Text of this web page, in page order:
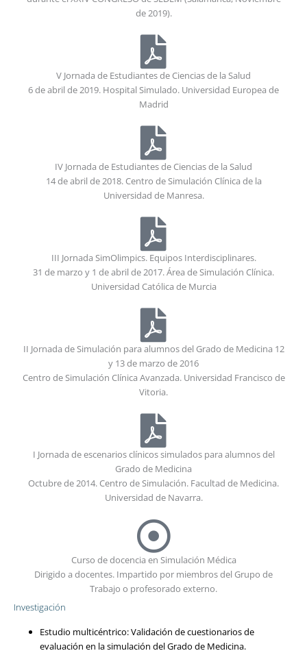
de 2019).
V Jornada de Estudiantes de Ciencias de la Salud
6 de abril de 2019. Hospital Simulado. Universidad Europea de
Madrid
IV Jornada de Estudiantes de Ciencias de la Salud
14 de abril de 2018. Centro de Simulación Clínica de la
Universidad de Manresa.
III Jornada SimOlimpics. Equipos Interdisciplinares.
31 de marzo y 1 de abril de 2017. Área de Simulación Clínica.
Universidad Católica de Murcia
II Jornada de Simulación para alumnos del Grado de Medicina 12
y 13 de marzo de 2016
Centro de Simulación Clínica Avanzada. Universidad Francisco de
Vitoria.
I Jornada de escenarios clínicos simulados para alumnos del
Grado de Medicina
Octubre de 2014. Centro de Simulación. Facultad de Medicina.
Universidad de Navarra.
Curso de docencia en Simulación Médica
Dirigido a docentes. Impartido por miembros del Grupo de
Trabajo o profesorado externo.
Investigación
Estudio multicéntrico: Validación de cuestionarios de
evaluación en la simulación del Grado de Medicina.